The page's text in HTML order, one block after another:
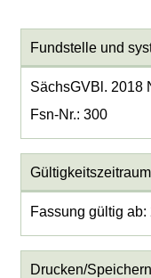
Fundstelle und
SächsGVBl. 2018
Fsn-Nr.: 300
Gültigkeitszeitraum
Fassung gültig
Drucken/Speichern